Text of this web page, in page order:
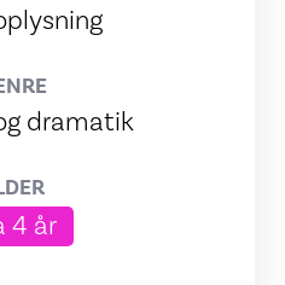
dramatik
4 år